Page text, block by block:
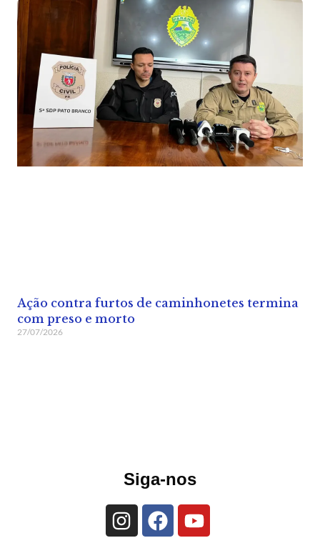
Ação contra furtos de caminhonetes termina
com preso e morto
27/07/2026
Siga-nos